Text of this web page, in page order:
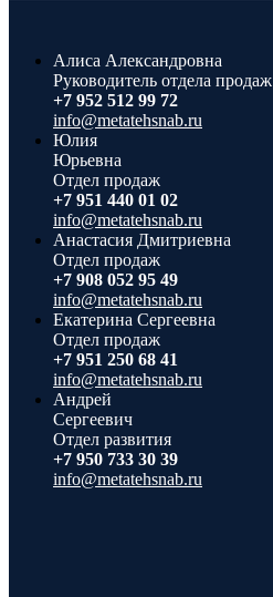
Алиса Александровна
Руководитель отдела продаж
+7 952 512 99 72
info@metatehsnab.ru
Юлия
Юрьевна
Отдел продаж
+7 951 440 01 02
info@metatehsnab.ru
Анастасия Дмитриевна
Отдел продаж
+7 908 052 95 49
info@metatehsnab.ru
Екатерина Сергеевна
Отдел продаж
+7 951 250 68 41
info@metatehsnab.ru
Андрей
Сергеевич
Отдел развития
+7 950 733 30 39
info@metatehsnab.ru